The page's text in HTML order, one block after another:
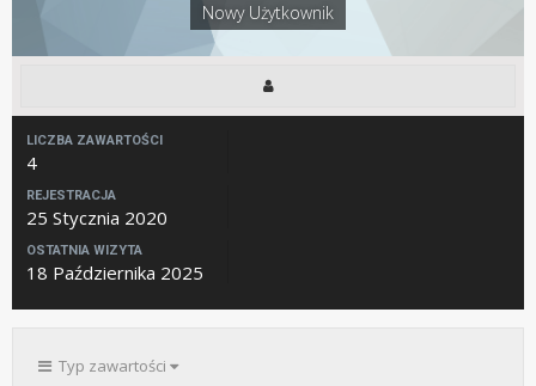
Nowy Użytkownik
LICZBA ZAWARTOŚCI
4
REJESTRACJA
25 Stycznia 2020
OSTATNIA WIZYTA
18 Października 2025
Typ zawartości